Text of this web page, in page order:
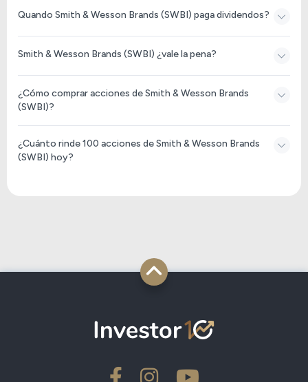
Quando Smith & Wesson Brands (SWBI) paga dividendos?
Smith & Wesson Brands (SWBI) ¿vale la pena?
¿Cómo comprar acciones de Smith & Wesson Brands
(SWBI)?
¿Cuánto rinde 100 acciones de Smith & Wesson Brands
(SWBI) hoy?